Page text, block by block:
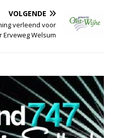
VOLGENDE
verleend voor
Welsum